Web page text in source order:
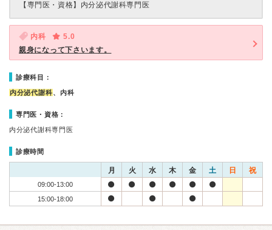
【専門医・資格】 内分泌代謝科専門医
内科
5.0
親身になって下さいます。
診療科目：
内分泌代謝科、内科
専門医・資格：
内分泌代謝科専門医
診療時間
月 火 水 木 金 土 日 祝
09:00-13:00
15:00-18:00